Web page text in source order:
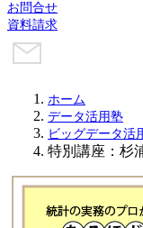
お問合せ
資料請求
ホーム
データ活用塾
ビッグデータ活
特別講座：杉